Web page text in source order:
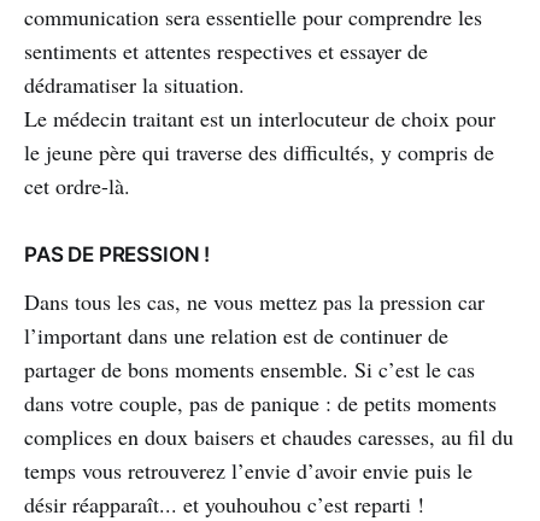
communication sera essentielle pour comprendre les
sentiments et attentes respectives et essayer de
dédramatiser la situation.
Le médecin traitant est un interlocuteur de choix pour
le jeune père qui traverse des difficultés, y compris de
cet ordre-là.
PAS DE PRESSION !
Dans tous les cas, ne vous mettez pas la pression car
l’important dans une relation est de continuer de
partager de bons moments ensemble. Si c’est le cas
dans votre couple, pas de panique : de petits moments
complices en doux baisers et chaudes caresses, au fil du
temps vous retrouverez l’envie d’avoir envie puis le
désir réapparaît... et youhouhou c’est reparti !